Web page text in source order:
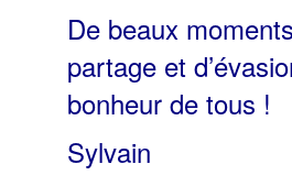
De beaux
partage et
bonheur de tous !
Sylvain